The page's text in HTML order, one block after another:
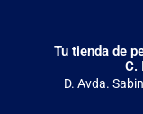
Tu tienda de
C.
D. Avda.